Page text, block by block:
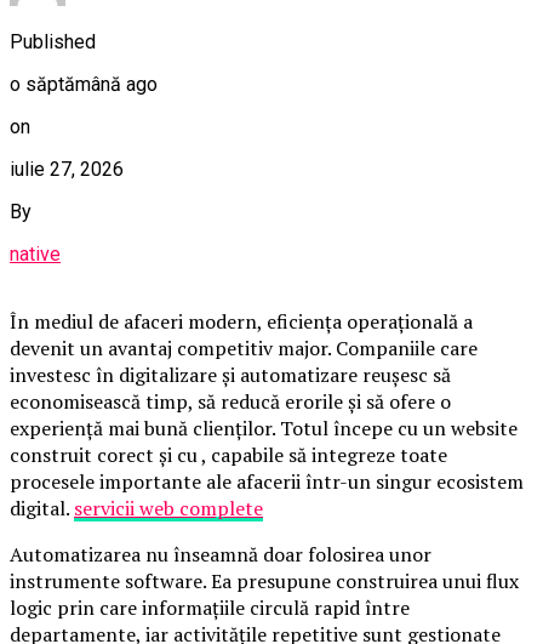
Published
o săptămână ago
on
iulie 27, 2026
By
native
În mediul de afaceri modern, eficiența operațională a
devenit un avantaj competitiv major. Companiile care
investesc în digitalizare și automatizare reușesc să
economisească timp, să reducă erorile și să ofere o
experiență mai bună clienților. Totul începe cu un website
construit corect și cu , capabile să integreze toate
procesele importante ale afacerii într-un singur ecosistem
digital. servicii web complete
Automatizarea nu înseamnă doar folosirea unor
instrumente software. Ea presupune construirea unui flux
logic prin care informațiile circulă rapid între
departamente, iar activitățile repetitive sunt gestionate